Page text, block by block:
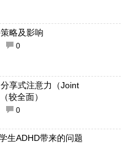
略及影响
0
享式注意力（Joint
较全面）
0
生ADHD带来的问题